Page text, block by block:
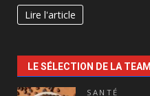
Lire l'article
LE SÉLECTION DE LA TEAM
SANTÉ